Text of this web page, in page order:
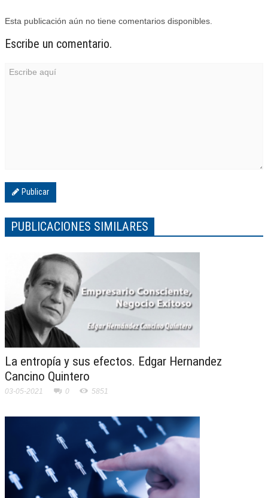
Esta publicación aún no tiene comentarios disponibles.
Escribe un comentario.
Publicar
PUBLICACIONES SIMILARES
La entropía y sus efectos. Edgar Hernandez
Cancino Quintero
03-05-2021 0 5851